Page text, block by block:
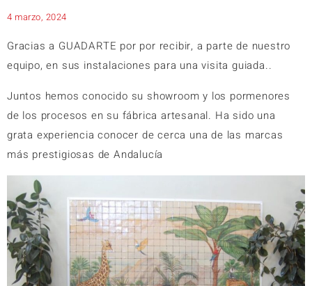
4 marzo, 2024
Gracias a GUADARTE por por recibir, a parte de nuestro
equipo, en sus instalaciones para una visita guiada..
Juntos hemos conocido su showroom y los pormenores
de los procesos en su fábrica artesanal. Ha sido una
grata experiencia conocer de cerca una de las marcas
más prestigiosas de Andalucía